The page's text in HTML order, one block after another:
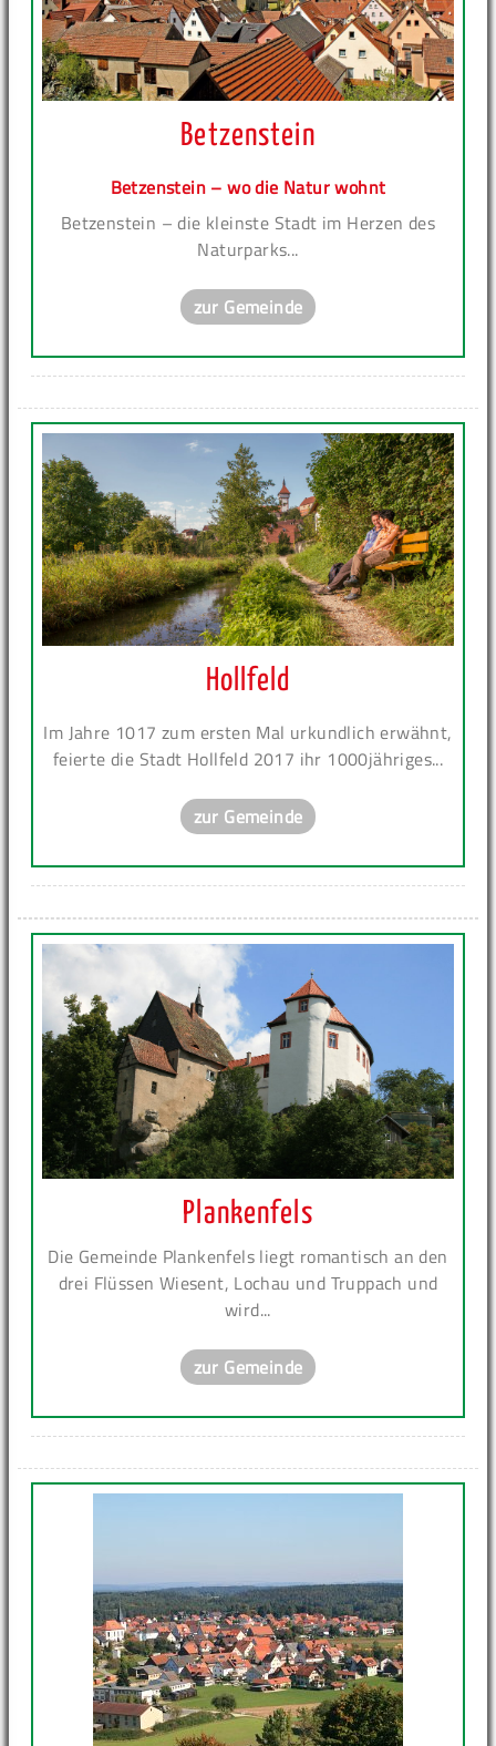
Betzenstein
Betzenstein – wo die Natur wohnt
Betzenstein – die kleinste Stadt im Herzen des
Naturparks...
zur Gemeinde
Hollfeld
Im Jahre 1017 zum ersten Mal urkundlich erwähnt,
feierte die Stadt Hollfeld 2017 ihr 1000jähriges...
zur Gemeinde
Plankenfels
Die Gemeinde Plankenfels liegt romantisch an den
drei Flüssen Wiesent, Lochau und Truppach und
wird...
zur Gemeinde